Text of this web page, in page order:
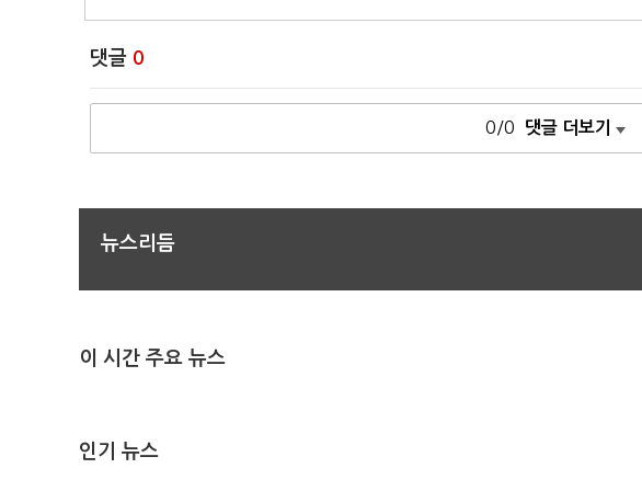
댓글 0
0/0 댓글 더보기
뉴스리듬
이 시간 주요 뉴스
인기 뉴스